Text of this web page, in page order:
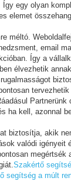
egy olyan
elemet
méltó.
email
Így a
élvezhetik
ha kell, azonnal
biztosítja, akik
valódi igényeit
Szakértő
segítség a múlt